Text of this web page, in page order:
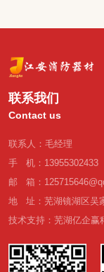
联系我们
Contact us
联系人：毛经理
手 机：13955302433
邮 箱：
地 址：芜湖镜湖区吴
技术支持：芜湖亿企赢